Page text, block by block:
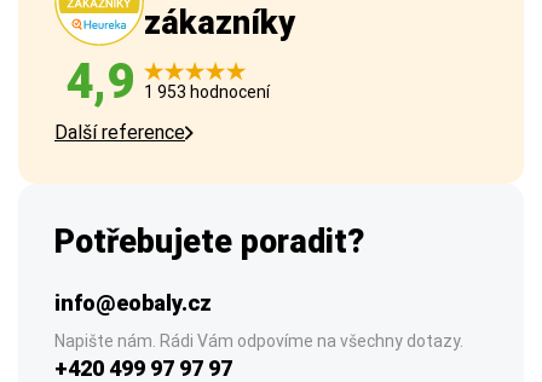
zákazníky
4,9 1 953 hodnocení
Další reference
Potřebujete poradit?
info@eobaly.cz
Napište nám. Rádi Vám odpovíme na všechny dotazy.
+420 499 97 97 97